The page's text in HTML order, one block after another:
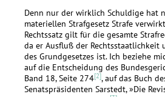
Denn nur der wirklich Schuldige hat
materiellen Strafgesetz Strafe
Rechtssatz gilt für die gesamte
da er Ausfluß der Rechtsstaatlichkeit
des Grundgesetzes ist. Ich beziehe
auf die Entscheidung des
Band 18, Seite 274[2], auf das Buch
Senatspräsidenten Sarstedt, »Die